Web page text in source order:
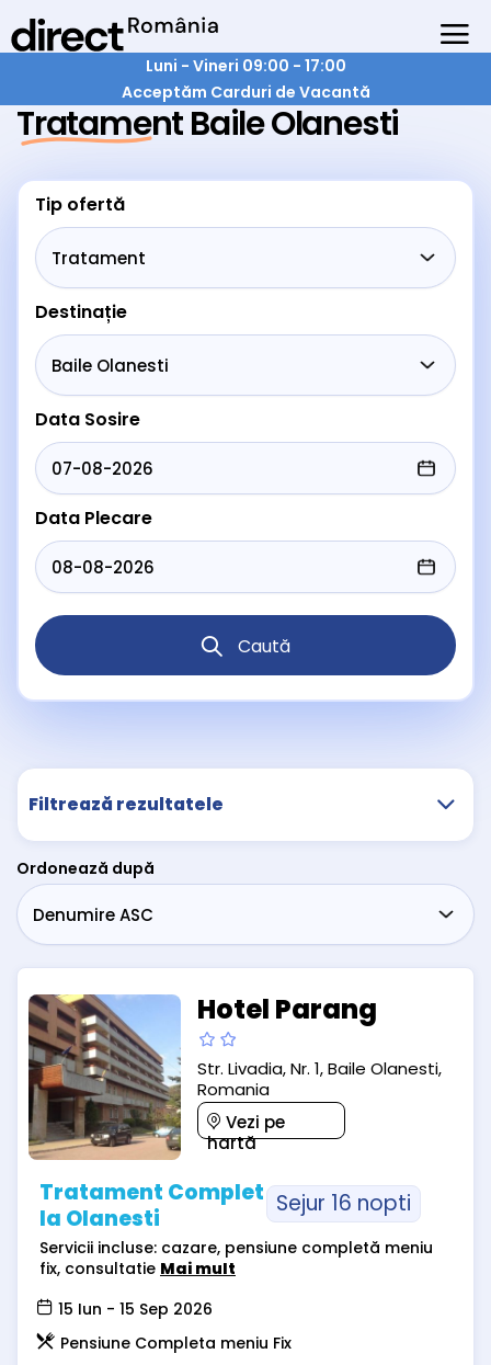
Luni - Vineri 09:00 - 17:00
Acceptăm Carduri de Vacantă
Tratament Baile Olanesti
Tip ofertă
Destinație
Data Sosire
Data Plecare
Caută
Filtrează rezultatele
Ordonează după
Hotel Parang
Str. Livadia, Nr. 1, Baile Olanesti,
Romania
Vezi pe
hartă
Tratament Complet
la Olanesti
Sejur 16 nopti
Servicii incluse: cazare, pensiune completă meniu
fix, consultatie Mai mult
15 Iun - 15 Sep 2026
Pensiune Completa meniu Fix